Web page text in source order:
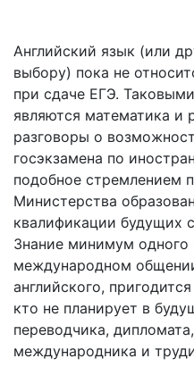
Английский язык (или
выбору) пока не
при сдаче ЕГЭ.
являются математика и
разговоры о
госэкзамена по
подобное стремлением
Министерства
квалификации будущих
Знание минимум одного
международном
английского,
кто не планирует в
переводчика,
международника и